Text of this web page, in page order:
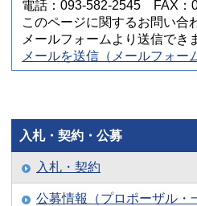
電話：093-582-2545 FAX：
このページに関するお問い合
メールフォームより送信でき
メールを送信（メールフォー
入札・契約・公募
入札・契約
公募情報（プロポーザル・